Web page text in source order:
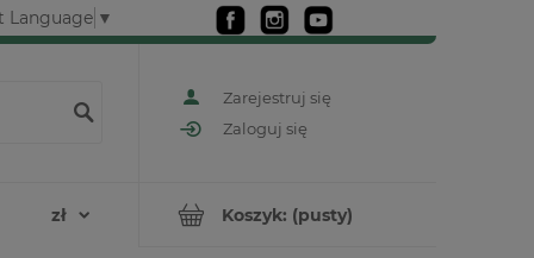
Language ▼
Zarejestruj się
Zaloguj się
Koszyk: (pusty)